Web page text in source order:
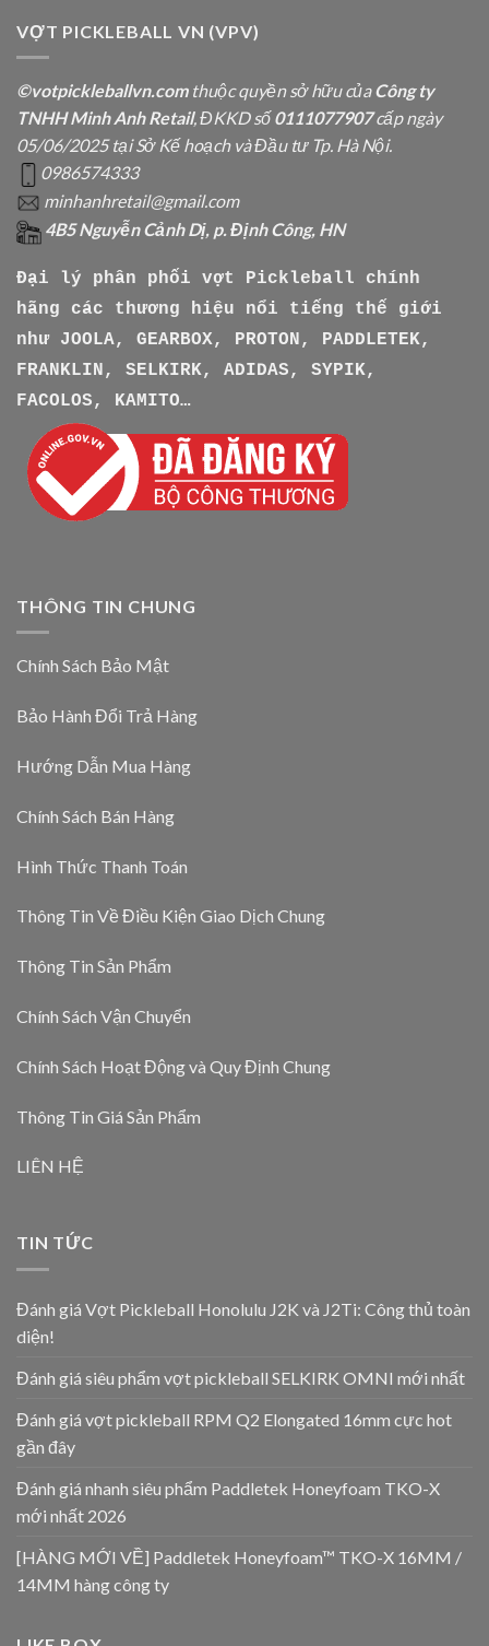
VỢT PICKLEBALL VN (VPV)
©votpickleballvn.comthuộc quyền sở hữu củaCông ty
TNHH Minh Anh Retail, ĐKKD số0111077907cấp ngày
05/06/2025 tại Sở Kế hoạch và Đầu tư Tp. Hà Nội.
0986574333
minhanhretail@gmail.com
4B5 Nguyễn Cảnh Dị, p. Định Công, HN
Đại lý phân phối vợt Pickleball chính
hãng các thương hiệu nổi tiếng thế giới
như
JOOLA, GEARBOX, PROTON, PADDLETEK,
FRANKLIN, SELKIRK, ADIDAS, SYPIK,
FACOLOS, KAMITO…
THÔNG TIN CHUNG
Chính Sách Bảo Mật
Bảo Hành Đổi Trả Hàng
Hướng Dẫn Mua Hàng
Chính Sách Bán Hàng
Hình Thức Thanh Toán
Thông Tin Về Điều Kiện Giao Dịch Chung
Thông Tin Sản Phẩm
Chính Sách Vận Chuyển
Chính Sách Hoạt Động và Quy Định Chung
Thông Tin Giá Sản Phẩm
LIÊN HỆ
TIN TỨC
Đánh giá Vợt Pickleball Honolulu J2K và J2Ti: Công thủ toàn
diện!
Đánh giá siêu phẩm vợt pickleball SELKIRK OMNI mới nhất
Đánh giá vợt pickleball RPM Q2 Elongated 16mm cực hot
gần đây
Đánh giá nhanh siêu phẩm Paddletek Honeyfoam TKO-X
mới nhất 2026
[HÀNG MỚI VỀ] Paddletek Honeyfoam™ TKO-X 16MM /
14MM hàng công ty